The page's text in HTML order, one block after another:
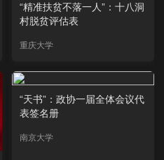
“精准扶贫不落一人”：十八洞
村脱贫评估表
重庆大学
“天书”：政协一届全体会议代
表签名册
南京大学